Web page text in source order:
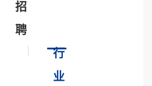
招
聘
行
业